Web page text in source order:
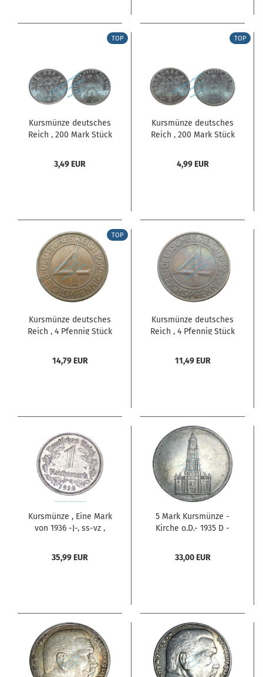
TOP
Kursmünze deutsches
Reich , 200 Mark Stück
3,49 EUR
TOP
Kursmünze deutsches
Reich , 200 Mark Stück
4,99 EUR
TOP
Kursmünze deutsches
Reich , 4 Pfennig Stück
14,79 EUR
Kursmünze deutsches
Reich , 4 Pfennig Stück
11,49 EUR
Kursmünze , Eine Mark
von 1936 -J-, ss-vz ,
35,99 EUR
5 Mark Kursmünze -
Kirche o.D.- 1935 D -
33,00 EUR